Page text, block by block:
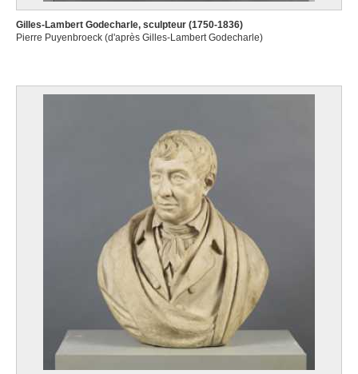
Gilles-Lambert Godecharle, sculpteur (1750-1836)
Pierre Puyenbroeck (d'après Gilles-Lambert Godecharle)